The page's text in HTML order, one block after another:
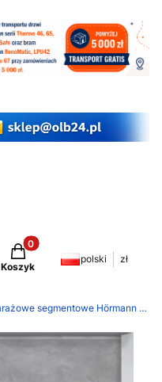
Produkty w koszyku: 0.
Koszyk
polski zł
Bramy garażowe segmentowe Hörmann LPU 42